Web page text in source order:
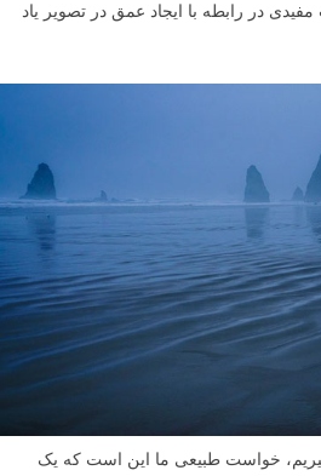
در رابطه با ایجاد عمق در تصویر یاد
خواست طبیعی ما این است که یک